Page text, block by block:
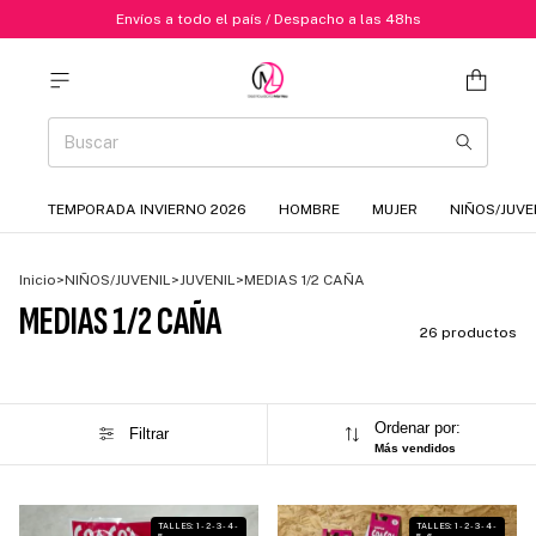
Envíos a todo el país / Despacho a las 48hs
TEMPORADA INVIERNO 2026 HOMBRE MUJER NIÑOS/
Inicio>NIÑOS/JUVENIL>JUVENIL>MEDIAS 1/2 CAÑA
MEDIAS 1/2 CAÑA 26 productos
Filtrar Ordenar por:
Más vendidos
1/7
TALLES: 1 - 2 - 3 - 4 -
1/6
TALLES: 1 - 2 - 3 - 4 -